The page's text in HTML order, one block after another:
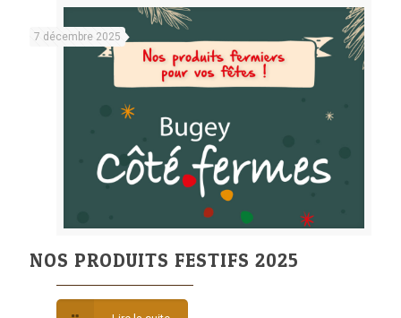
7 décembre 2025
NOS PRODUITS FESTIFS 2025